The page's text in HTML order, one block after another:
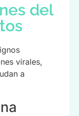
del
virales,
a